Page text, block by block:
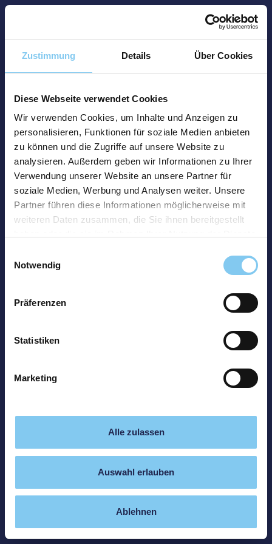
Zustimmung Details Über Cookies
Diese Webseite verwendet Cookies
Wir verwenden Cookies, um Inhalte und Anzeigen zu
personalisieren, Funktionen für soziale Medien anbieten
zu können und die Zugriffe auf unsere Website zu
analysieren. Außerdem geben wir Informationen zu Ihrer
Verwendung unserer Website an unsere Partner für
soziale Medien, Werbung und Analysen weiter. Unsere
Partner führen diese Informationen möglicherweise mit
weiteren Daten zusammen, die Sie ihnen bereitgestellt
Notwendig
Präferenzen
Statistiken
Marketing
Alle zulassen
Auswahl erlauben
Ablehnen